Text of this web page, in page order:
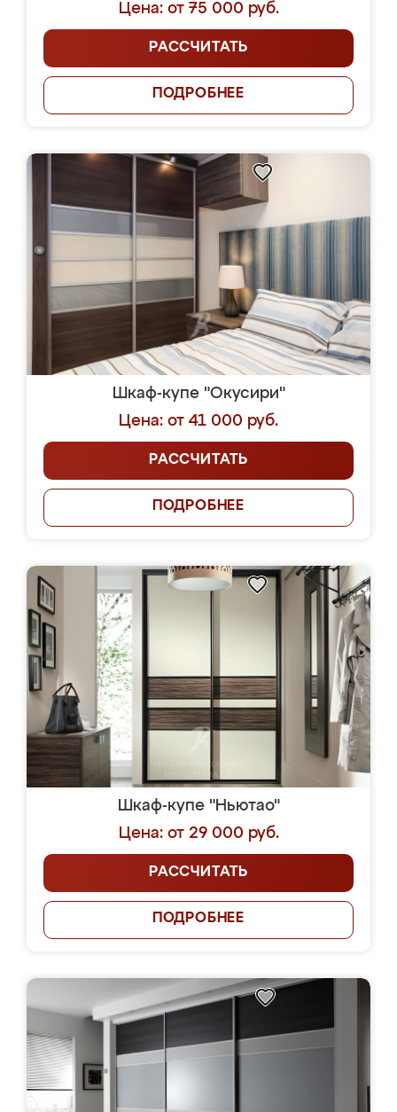
Цена: от 75 000 руб.
РАССЧИТАТЬ
ПОДРОБНЕЕ
Шкаф-купе "Окусири"
Цена: от 41 000 руб.
РАССЧИТАТЬ
ПОДРОБНЕЕ
Шкаф-купе "Ньютао"
Цена: от 29 000 руб.
РАССЧИТАТЬ
ПОДРОБНЕЕ